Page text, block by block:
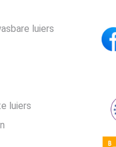
luiers
luiers